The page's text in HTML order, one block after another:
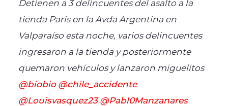
Detienen a 3 delincuentes del asalto a la
tienda París en la Avda Argentina en
Valparaíso esta noche, varios delincuentes
ingresaron a la tienda y posteriormente
quemaron vehículos y lanzaron miguelitos
@biobio @chile_accidente
@Louisvasquez23 @Pabl0Manzanares